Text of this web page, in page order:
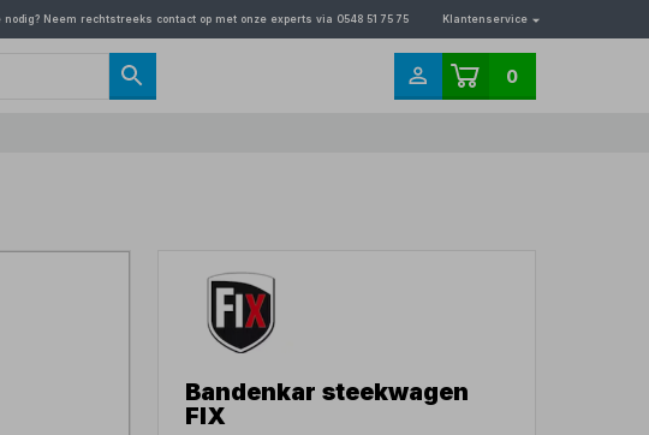
Neem rechtstreeks contact op met onze experts via 0548 51 75 75 Klantenservice
0
Bandenkar steekwagen
FIX